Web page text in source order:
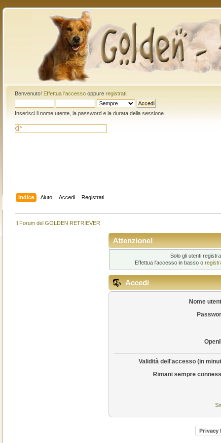
Benvenuto! Effettua l'accessooppure registrati.
Inserisci il nome utente, la password e la durata della sessione.
Indice Aiuto Accedi Registrati
Il Forum del GOLDEN RETRIEVER
Attenzione!
Solo gli utenti
Effettua l'accesso in basso o
Accedi
Nome
Validità dell'accesso (in
Rimani sempre
Privacy